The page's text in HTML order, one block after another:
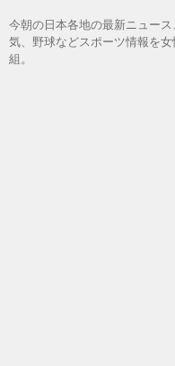
今朝の日本各地の最新ニュー
気、野球などスポーツ情報を
組。